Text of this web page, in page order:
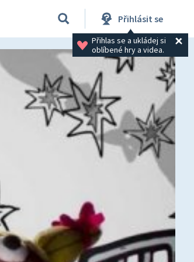
Přihlásit se
Přihlas se a ukládej si
oblíbené hry a videa.